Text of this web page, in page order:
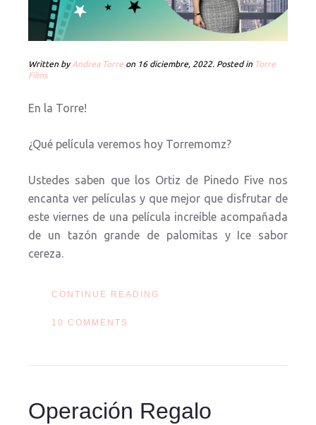
Written by Andrea Torre on 16 diciembre, 2022. Posted in Torre
Films
En la Torre!
¿Qué película veremos hoy Torremomz?
Ustedes saben que los Ortiz de Pinedo Five nos
encanta ver películas y que mejor que disfrutar de
este viernes de una película increíble acompañada
de un tazón grande de palomitas y Ice sabor
cereza.
CONTINUE READING
10 COMMENTS
Operación Regalo